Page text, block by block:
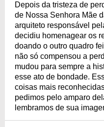
Depois da tristeza de
de Nossa Senhora Mãe
arquiteto responsável
decidiu homenagear os
doando o outro quadro
não só compensou a
mudou para sempre a
esse ato de bondade.
coisas mais
pedimos pelo amparo
lembramos de sua